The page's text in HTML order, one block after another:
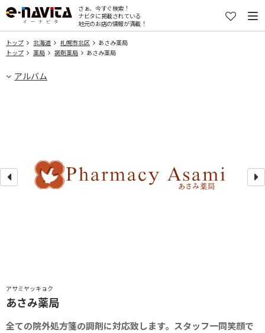
さぁ、今すぐ検索！
ナビタに掲載されている
地元のお店の情報が満載！
トップ 北海道 札幌市北区
あさみ薬局
トップ
薬局 調剤薬局 あさみ薬局
アルバム
アサミヤッキョク
あさみ薬局
全ての院外処方箋の調剤に対応致します。スタッフ一同笑顔で